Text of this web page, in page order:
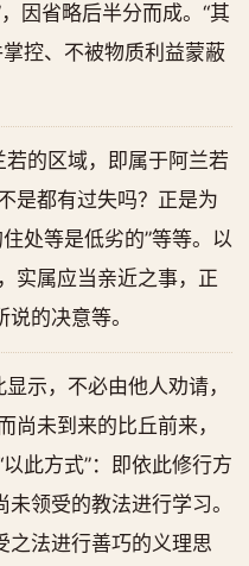
因省略后半分而成。“其
控、不被物质利益蒙蔽
若的区域，即属于阿兰若
是都有过失吗？正是为
处等是低劣的”等等。以
实属应当亲近之事，正
的决意等。
示，不必由他人劝请，
尚未到来的比丘前来，
此方式”：即依此修行方
领受的教法进行学习。
之法进行善巧的义理思